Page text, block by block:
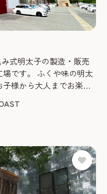
式明太子の製造・販売
です。 ふくや味の明太
様から大人までお楽し
開催。 明太子を堪能で
ーナーやお土産を購入
ェコーナーではお子さ